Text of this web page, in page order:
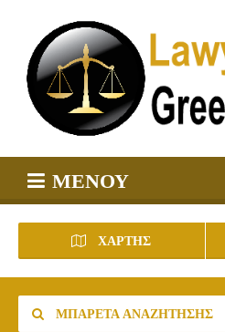
ΜΕΝΟΎ
ΧΆΡΤΗΣ
ΜΠΑΡΈΤΑ ΑΝΑΖΉΤΗΣΗΣ